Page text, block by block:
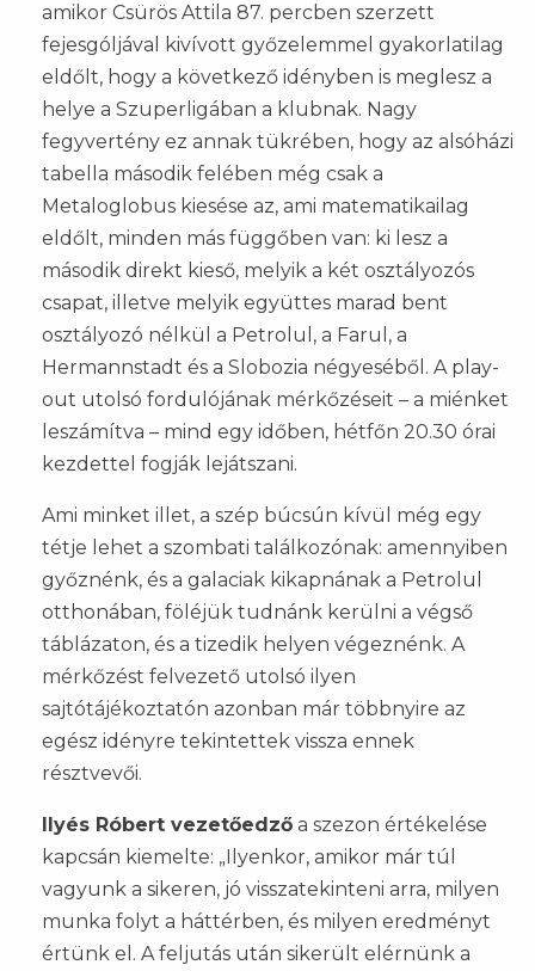
amikor Csürös Attila 87. percben szerzett
fejesgóljával kivívott győzelemmel gyakorlatilag
eldőlt, hogy a következő idényben is meglesz a
helye a Szuperligában a klubnak. Nagy
fegyvertény ez annak tükrében, hogy az alsóházi
tabella második felében még csak a
Metaloglobus kiesése az, ami matematikailag
eldőlt, minden más függőben van: ki lesz a
második direkt kieső, melyik a két osztályozós
csapat, illetve melyik együttes marad bent
osztályozó nélkül a Petrolul, a Farul, a
Hermannstadt és a Slobozia négyeséből. A play-
out utolsó fordulójának mérkőzéseit – a miénket
leszámítva – mind egy időben, hétfőn 20.30 órai
kezdettel fogják lejátszani.
Ami minket illet, a szép búcsún kívül még egy
tétje lehet a szombati találkozónak: amennyiben
győznénk, és a galaciak kikapnának a Petrolul
otthonában, föléjük tudnánk kerülni a végső
táblázaton, és a tizedik helyen végeznénk. A
mérkőzést felvezető utolsó ilyen
sajtótájékoztatón azonban már többnyire az
egész idényre tekintettek vissza ennek
résztvevői.
Ilyés Róbert vezetőedző a szezon értékelése
kapcsán kiemelte: „Ilyenkor, amikor már túl
vagyunk a sikeren, jó visszatekinteni arra, milyen
munka folyt a háttérben, és milyen eredményt
értünk el. A feljutás után sikerült elérnünk a